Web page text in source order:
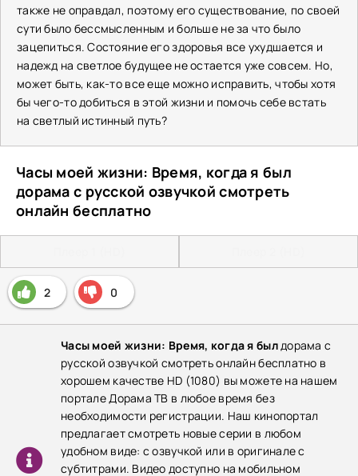
также не оправдал, поэтому его существование, по своей
сути было бессмысленным и больше не за что было
зацепиться. Состояние его здоровья все ухудшается и
надежд на светлое будущее не остается уже совсем. Но,
может быть, как-то все еще можно исправить, чтобы хотя
бы чего-то добиться в этой жизни и помочь себе встать
на светлый истинный путь?
Часы моей жизни: Время, когда я был
дорама с русской озвучкой смотреть
онлайн бесплатно
2 0
Часы моей жизни: Время, когда я былдорама с
русской озвучкой смотреть онлайн бесплатно в
хорошем качестве HD (1080) вы можете на нашем
портале Дорама ТВ в любое время без
необходимости регистрации. Наш кинопортал
предлагает смотреть новые серии в любом
удобном виде: с озвучкой или в оригинале с
субтитрами. Видео доступно на мобильном